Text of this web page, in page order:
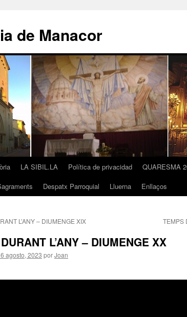
de Manacor
LA SIBIL.LA Política de privacidad QUARESMA
Despatx Parroquial Lluerna Enllaços
L’ANY – DIUMENGE XIX TEMPS
L’ANY – DIUMENGE XX
agosto, 2023 porJoan